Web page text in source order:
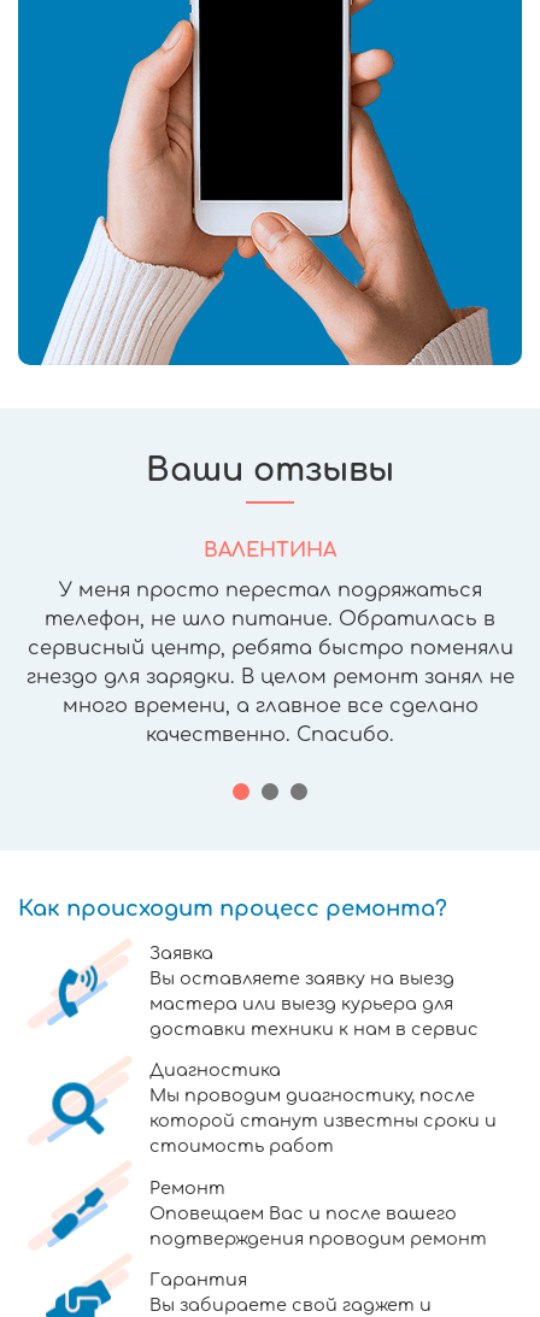
Ваши отзывы
ВАЛЕНТИНА
У меня просто перестал подряжаться
телефон, не шло питание. Обратилась в
сервисный центр, ребята быстро поменяли
гнездо для зарядки. В целом ремонт занял не
много времени, а главное все сделано
качественно. Спасибо.
Как происходит процесс ремонта?
Заявка
Вы оставляете заявку на выезд
мастера или выезд курьера для
доставки техники к нам в сервис
Диагностика
Мы проводим диагностику, после
которой станут известны сроки и
стоимость работ
Ремонт
Оповещаем Вас и после вашего
подтверждения проводим ремонт
Гарантия
Вы забираете свой гаджет и